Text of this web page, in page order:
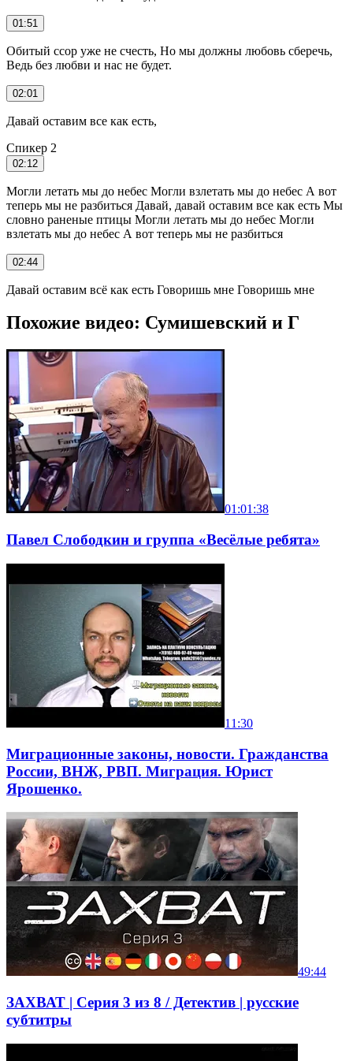
01:51
Обитый ссор уже не счесть, Но мы должны любовь сберечь,
Ведь без любви и нас не будет.
02:01
Давай оставим все как есть,
Спикер 2
02:12
Могли летать мы до небес Могли взлетать мы до небес А вот
теперь мы не разбиться Давай, давай оставим все как есть Мы
словно раненые птицы Могли летать мы до небес Могли
взлетать мы до небес А вот теперь мы не разбиться
02:44
Давай оставим всё как есть Говоришь мне Говоришь мне
Похожие видео: Сумишевский и Г
01:01:38
Павел Слободкин и группа «Весёлые ребята»
11:30
Миграционные законы, новости. Гражданства
России, ВНЖ, РВП. Миграция. Юрист
Ярошенко.
49:44
ЗАХВАТ | Серия 3 из 8 / Детектив | русские
субтитры